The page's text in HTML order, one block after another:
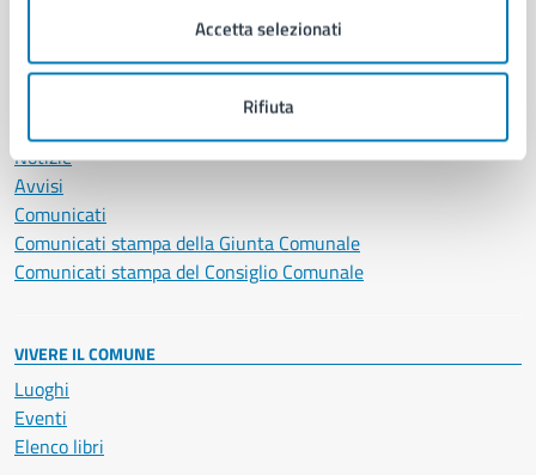
Accetta selezionati
Rifiuta
Notizie
Avvisi
Comunicati
Comunicati stampa della Giunta Comunale
Comunicati stampa del Consiglio Comunale
VIVERE IL COMUNE
Luoghi
Eventi
Elenco libri